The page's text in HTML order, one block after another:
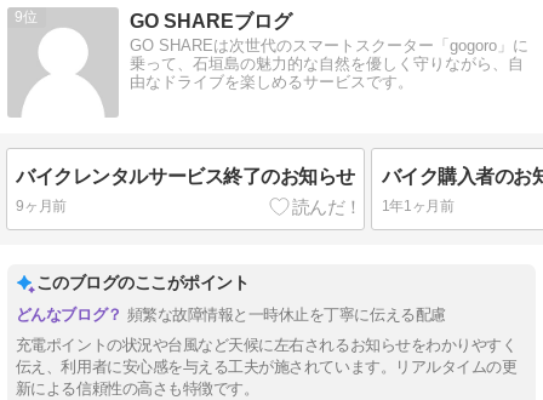
9 GO SHAREブログ
GO SHAREは次世代のスマートスクーター「gogoro」に
乗って、石垣島の魅力的な自然を優しく守りながら、自
由なドライブを楽しめるサービスです。
バイクレンタルサービス終了のお知らせ
9ヶ月前
バイク購入者のお
1年1ヶ月前
このブログのここがポイント
頻繁な故障情報と一時休止を丁寧に伝える配慮
充電ポイントの状況や台風など天候に左右されるお知らせをわかりやすく
伝え、利用者に安心感を与える工夫が施されています。リアルタイムの更
新による信頼性の高さも特徴です。